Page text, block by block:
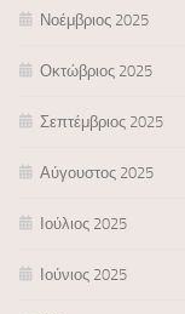
Νοέμβριος 2025
Οκτώβριος 2025
Σεπτέμβριος 2025
Αύγουστος 2025
Ιούλιος 2025
Ιούνιος 2025